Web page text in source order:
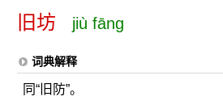
旧坊 jiù fāng
词典解释
同“旧防”。